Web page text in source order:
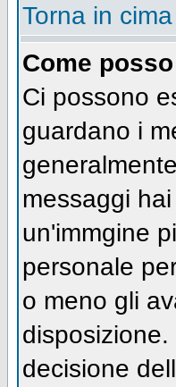
Torna in cima
Come
Ci possono
guardano i
messaggi
un'immgine
personale
o meno gli
decisione